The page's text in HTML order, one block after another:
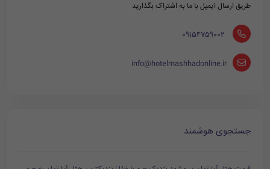
طریق ارسال ایمیل با ما به اشتراک بگذارید
‪ 09154759002
info@hotelmashhadonline.ir
جستجوی هوشمند